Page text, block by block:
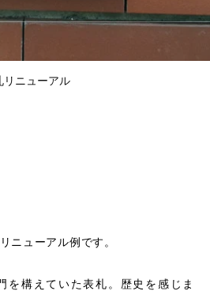
リニューアル
ニューアル例です。
を構えていた表札。歴史を感じま